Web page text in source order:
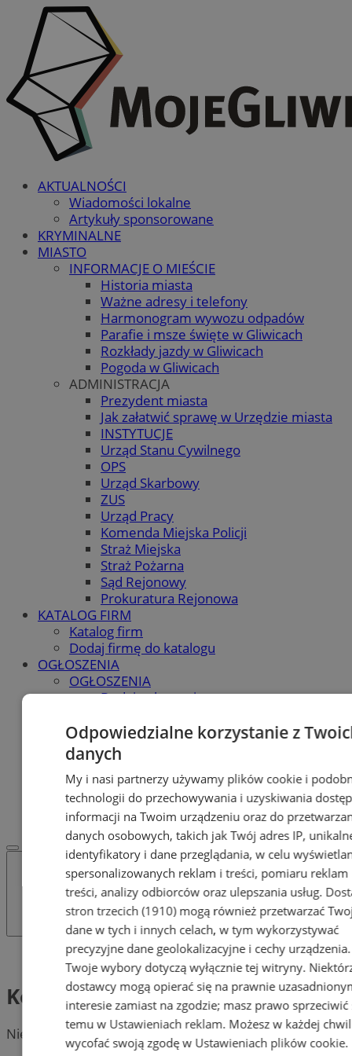
AKTUALNOŚCI
Wiadomości lokalne
Artykuły sponsorowane
KRYMINALNE
MIASTO
INFORMACJE O MIEŚCIE
Historia miasta
Ważne adresy i telefony
Harmonogram wywozu odpadów
Parafie i msze święte w Gliwicach
Rozkłady jazdy w Gliwicach
Pogoda w Gliwicach
ADMINISTRACJA
Prezydent miasta
Jak załatwić sprawę w Urzędzie miasta
INSTYTUCJE
Urząd Stanu Cywilnego
OPS
Urząd Skarbowy
ZUS
Urząd Pracy
Komenda Miejska Policji
Straż Miejska
Straż Pożarna
Sąd Rejonowy
Prokuratura Rejonowa
KATALOG FIRM
Katalog firm
Dodaj firmę do katalogu
OGŁOSZENIA
OGŁOSZENIA
Dodaj ogłoszenie
Protocol IT
Pracuj.pl - praca w Gliwicach
PRACA
Oferta pracy
REKLAMA
WSPÓŁPRACA
Tag: Komedia
Komedia
Nie znaleziono postów.
Odpowiedzialne korzystanie z
danych
My i nasi partnerzy używamy plików cookie i
technologii do przechowywania i uzyskiwania
informacji na Twoim urządzeniu oraz do
danych osobowych, takich jak Twój adres IP,
identyfikatory i dane przeglądania, w celu
spersonalizowanych reklam i treści, pomiaru reklam
treści, analizy odbiorców oraz ulepszania usług.
stron trzecich (1910)mogą również przetwarzać
dane w tych i innych celach, w tym wykorzystywać
precyzyjne dane geolokalizacyjne i cechy urządzenia.
Twoje wybory dotyczą wyłącznie tej witryny.
dostawcy mogą opierać się na prawnie
interesie zamiast na zgodzie; masz prawo sprzeciwić
temu w Ustawieniach reklam. Możesz w każdej
wycofać swoją zgodę w Ustawieniach plików cookie.